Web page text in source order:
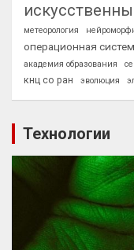
метеорология
операционная
академия образования
кнц со ран
эволюция
Технологии